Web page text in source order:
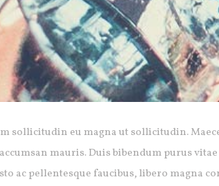
sollicitudin eu magna ut sollicitudin.
mauris. Duis bibendum purus
ac pellentesque faucibus, libero magna